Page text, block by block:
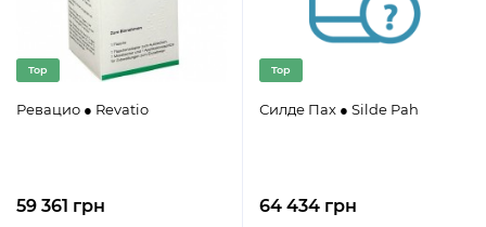
Top
Ревацио ● Revatio
59 361 грн
Top
Силде Пах ● Silde Pah
64 434 грн